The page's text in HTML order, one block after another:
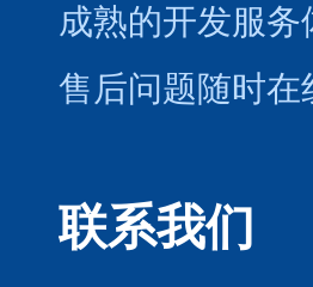
成熟的开发服务
售后问题随时在
联系我们